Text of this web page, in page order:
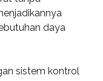
daya
sistem kontrol